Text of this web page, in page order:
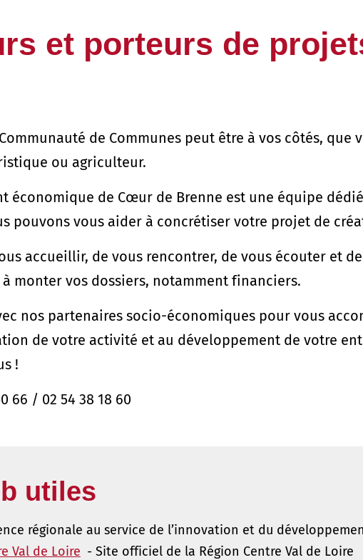
et porteurs de
de Communes peut être à vos côtés,
ou agriculteur.
économique de Cœur de Brenne est une équipe
pouvons vous aider à concrétiser votre projet de
accueillir, de vous rencontrer, de vous écouter et
monter vos dossiers, notamment financiers.
nos partenaires socio-économiques pour vous
de votre activité et au développement de votre
!
66 / 02 54 38 18 60
utiles
régionale au service de l’innovation et du
Val de Loire - Site officiel de la Région Centre Val de Loire